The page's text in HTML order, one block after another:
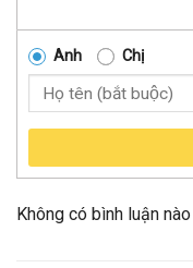
Anh Chị
Không có bình luận nào